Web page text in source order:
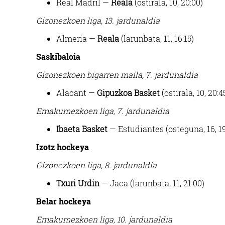
Real Madril — Reala(ostirala, 10, 20:00)
Gizonezkoen liga, 13. jardunaldia
Almeria — Reala(larunbata, 11, 16:15)
Saskibaloia
Gizonezkoen bigarren maila, 7. jardunaldia
Alacant — Gipuzkoa Basket(ostirala, 10,
Emakumezkoen liga, 7. jardunaldia
Ibaeta Basket — Estudiantes (osteguna, 16,
Izotz hockeya
Gizonezkoen liga, 8. jardunaldia
Txuri Urdin — Jaca (larunbata, 11, 21:00)
Belar hockeya
Emakumezkoen liga, 10. jardunaldia